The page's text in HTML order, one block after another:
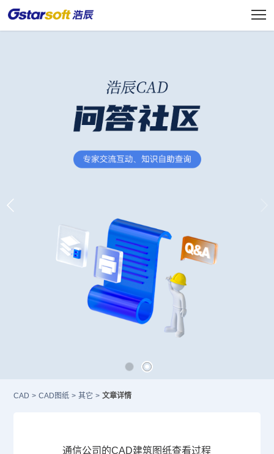
CAD > CAD图纸 > 其它 > 文章详情
通信公司的CAD建筑图纸查看过程